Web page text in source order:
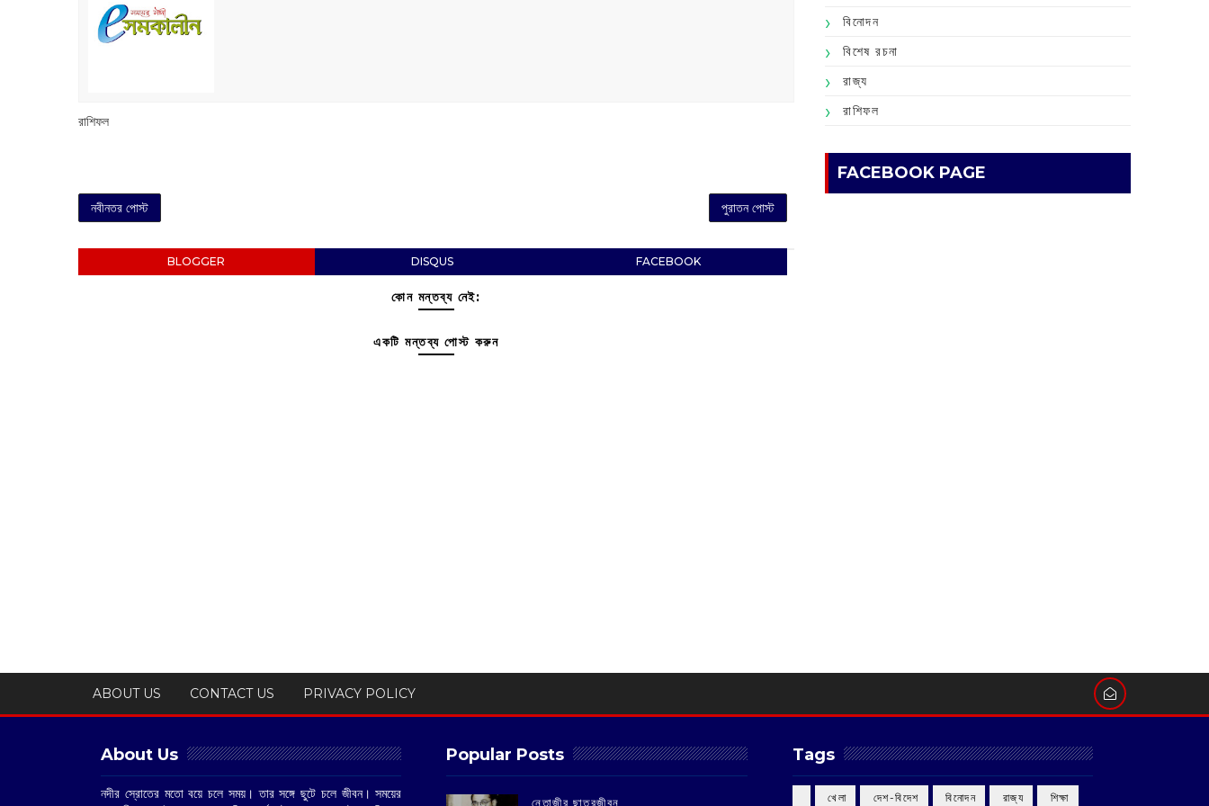
রাশিফল
নবীনতর পোস্ট পুরাতন পোস্ট
BLOGGER DISQUS FACEBOOK
কোন মন্তব্য নেই:
একটি মন্তব্য পোস্ট করুন
বিনোদন
বিশেষ রচনা
রাজ্য
রাশিফল
FACEBOOK PAGE
ABOUT US CONTACT US PRIVACY POLICY
About Us
নদীর স্রোতের মতো বয়ে চলে সময়। তার সঙ্গে ছুটে চলে জীবন। সময়ের
Popular Posts
‌নেতাজীর ছাত্রজীবন
Tags
‌ খেলা ‌ দেশ-বিদেশ ‌ বিনোদন ‌ রাজ্য ‌ শিক্ষা